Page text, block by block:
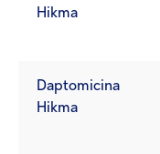
Hikma
Daptomicina
Hikma